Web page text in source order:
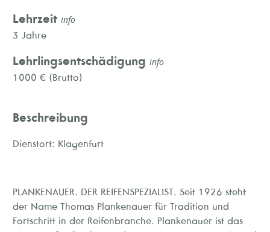
Lehrzeit info
3 Jahre
Lehrlingsentschädigung info
1000 € (Brutto)
Beschreibung
Dienstort: Klagenfurt
PLANKENAUER. DER REIFENSPEZIALIST. Seit 1926 steht
der Name Thomas Plankenauer für Tradition und
Fortschritt in der Reifenbranche. Plankenauer ist das